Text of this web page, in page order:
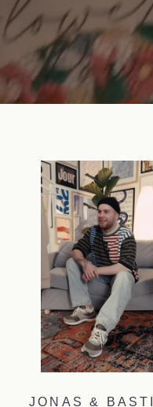
JONAS & BASTI